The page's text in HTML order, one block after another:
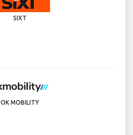
SIXT
OK MOBILITY